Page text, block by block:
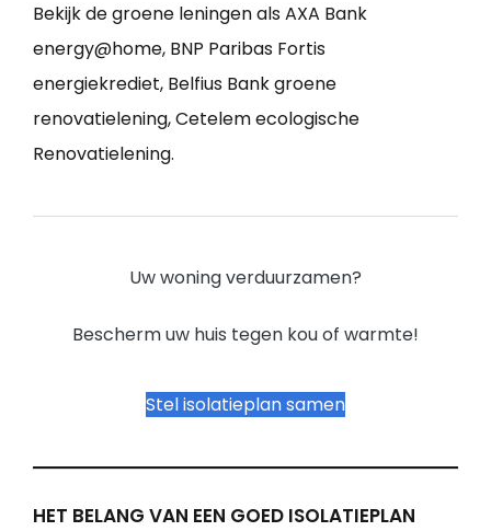
Bekijk de groene leningen als AXA Bank
energy@home, BNP Paribas Fortis
energiekrediet, Belfius Bank groene
renovatielening, Cetelem ecologische
Renovatielening.
Uw woning verduurzamen?
Bescherm uw huis tegen kou of warmte!
Stel isolatieplan samen
HET BELANG VAN EEN GOED ISOLATIEPLAN